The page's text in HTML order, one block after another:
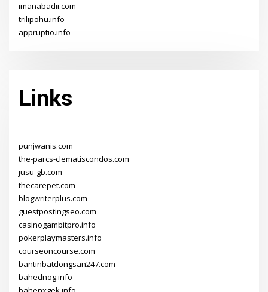
imanabadii.com
trilipohu.info
appruptio.info
Links
punjwanis.com
the-parcs-clematiscondos.com
jusu-gb.com
thecarepet.com
blogwriterplus.com
guestpostingseo.com
casinogambitpro.info
pokerplaymasters.info
courseoncourse.com
bantinbatdongsan247.com
bahednog.info